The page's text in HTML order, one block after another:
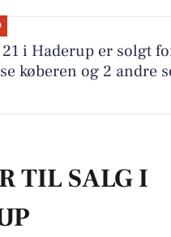
i Haderup er solgt
køberen og 2 andre
TIL SALG I